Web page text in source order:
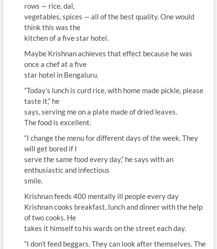
rows — rice, dal,
vegetables, spices — all of the best quality. One would
think this was the
kitchen of a five star hotel.
Maybe Krishnan achieves that effect because he was
once a chef at a five
star hotel in Bengaluru.
“Today’s lunch is curd rice, with home made pickle, please
taste it,” he
says, serving me on a plate made of dried leaves.
The food is excellent.
“I change the menu for different days of the week. They
will get bored if I
serve the same food every day,” he says with an
enthusiastic and infectious
smile.
Krishnan feeds 400 mentally ill people every day
Krishnan cooks breakfast, lunch and dinner with the help
of two cooks. He
takes it himself to his wards on the street each day.
“I don’t feed beggars. They can look after themselves. The